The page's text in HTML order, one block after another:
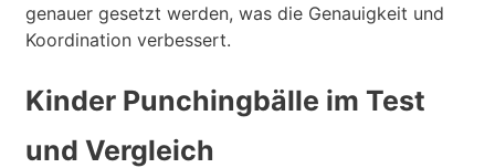
genauer gesetzt werden, was die Genauigkeit und
Koordination verbessert.
Kinder Punchingbälle im Test
und Vergleich